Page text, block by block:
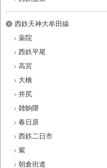
西鉄天神大牟田線
薬院
西鉄平尾
高宮
大橋
井尻
雑餉隈
春日原
西鉄二日市
紫
朝倉街道